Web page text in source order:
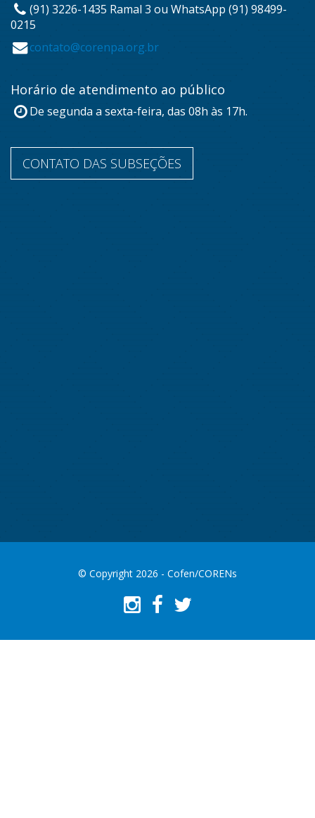
(91) 3226-1435 Ramal 3 ou WhatsApp (91) 98499-
0215
contato@corenpa.org.br
Horário de atendimento ao público
De segunda a sexta-feira, das 08h às 17h.
CONTATO DAS SUBSEÇÕES
© Copyright 2026 - Cofen/CORENs